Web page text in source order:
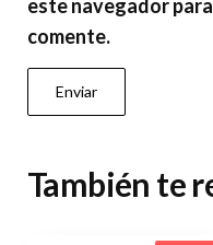
este navegador
comente.
También te